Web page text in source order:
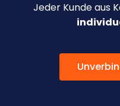
Jeder Kunde aus